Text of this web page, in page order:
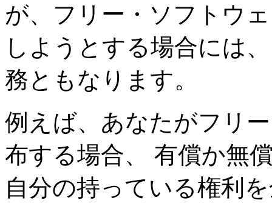
が、フリー・ソフトウ
しようとする場合には
務ともなります。
例えば、あなたがフリ
布する場合、 有償か無
自分の持っている権利